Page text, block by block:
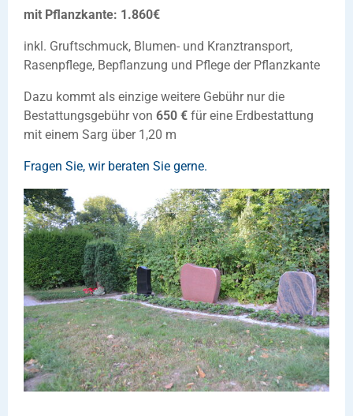
mit Pflanzkante: 1.860€
inkl. Gruftschmuck, Blumen- und Kranztransport,
Rasenpflege, Bepflanzung und Pflege der Pflanzkante
Dazu kommt als einzige weitere Gebühr nur die
Bestattungsgebühr von 650 € für eine Erdbestattung
mit einem Sarg über 1,20 m
Fragen Sie, wir beraten Sie gerne.